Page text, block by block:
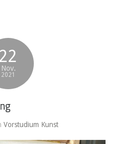
22
Nov.
2021
Vorstudium Kunst